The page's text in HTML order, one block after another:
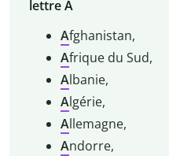
lettre A
Afghanistan,
Afrique du Sud,
Albanie,
Algérie,
Allemagne,
Andorre,